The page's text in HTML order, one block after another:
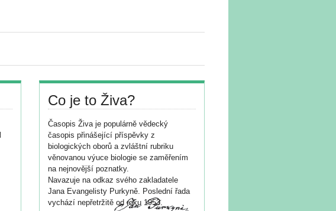
Co je to Živa?
Časopis Živa je populárně vědecký
časopis přinášející příspěvky z
biologických oborů a zvláštní rubriku
věnovanou výuce biologie se zaměřením
na nejnovější poznatky.
Navazuje na odkaz svého zakladatele
Jana Evangelisty Purkyně. Poslední řada
vychází nepřetržitě od roku 1953.